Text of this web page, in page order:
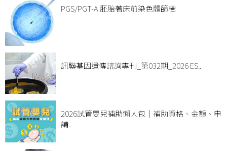
PGS/PGT-A 胚胎著床前染色體篩檢
訊聯基因遺傳諮詢專刊_第032期_2026 ES..
2026試管嬰兒補助懶人包｜補助資格、金額、申
請..